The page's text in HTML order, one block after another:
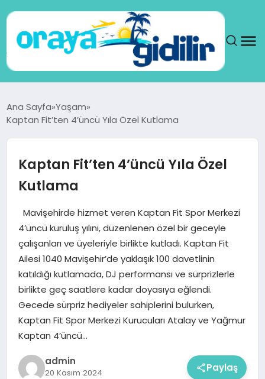
SAĞLIK
DÜNYA
SEYAHAT
TEKNOLOJI
YAŞAM
Ana Sayfa Yaşam
Kaptan Fit’ten 4’üncü Yıla Özel Kutlama
Kaptan Fit’ten 4’üncü Yıla Özel
Kutlama
Mavişehirde hizmet veren Kaptan Fit Spor Merkezi
4’üncü kuruluş yılını, düzenlenen özel bir geceyle
çalışanları ve üyeleriyle birlikte kutladı. Kaptan Fit
Ailesi 1040 Mavişehir’de yaklaşık 100 davetlinin
katıldığı kutlamada, DJ performansı ve sürprizlerle
birlikte geç saatlere kadar doyasıya eğlendi.
Gecede sürpriz hediyeler sahiplerini bulurken,
Kaptan Fit Spor Merkezi Kurucuları Atalay ve Yağmur
Kaptan 4’üncü…
admin
20 Kasım 2024 Paylaş